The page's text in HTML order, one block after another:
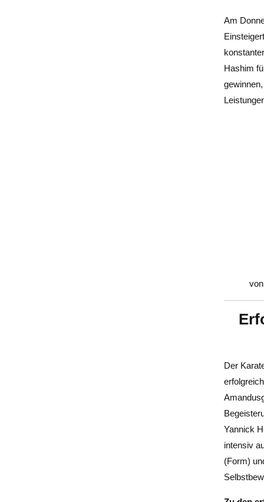
Am
Hashim
Der
Yannick
intensiv
(Form)